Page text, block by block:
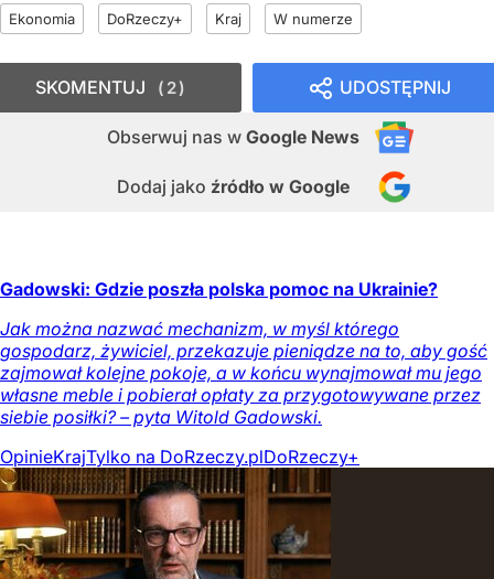
Ekonomia DoRzeczy+ Kraj W numerze
UDOSTĘPNIJ
Obserwuj nas w Google News
Dodaj jako źródło w Google
SKOMENTUJ 2
Gadowski: Gdzie poszła polska pomoc na Ukrainie?
Jak można nazwać mechanizm, w myśl którego
gospodarz, żywiciel, przekazuje pieniądze na to, aby gość
zajmował kolejne pokoje, a w końcu wynajmował mu jego
własne meble i pobierał opłaty za przygotowywane przez
siebie posiłki? – pyta Witold Gadowski.
OpinieKrajTylko na DoRzeczy.plDoRzeczy+